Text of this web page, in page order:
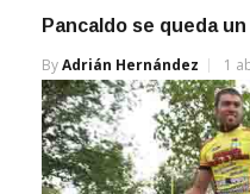
Pancaldo se queda
ByAdrián Hernández 1